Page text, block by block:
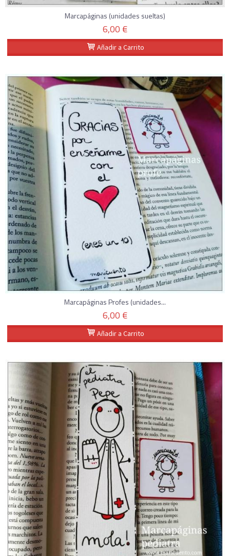
Marcapáginas (unidades sueltas)
6,00 €
Añadir a Carrito
Marcapáginas Profes (unidades...
6,00 €
Añadir a Carrito